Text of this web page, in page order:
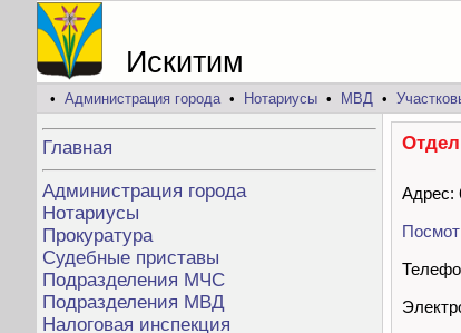
Искитим
• Администрация города• Нотариусы • МВД •
Главная
Администрация города
Нотариусы
Прокуратура
Судебные приставы
Подразделения МЧС
Подразделения МВД
Налоговая инспекция
Адрес: